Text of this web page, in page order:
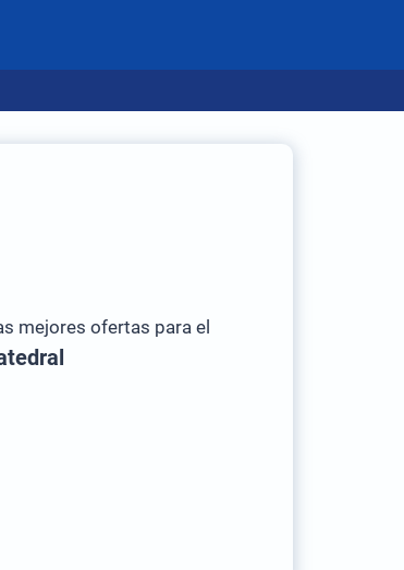
mejores ofertas para el